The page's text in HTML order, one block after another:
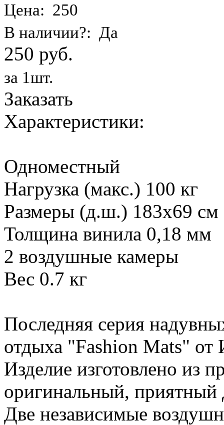
Цена: 250
В наличии?: Да
250 руб.
за 1шт.
Заказать
Характеристики:
Одноместный
Нагрузка (макс.) 100 кг
Размеры (д.ш.) 183х69 см
Толщина винила 0,18 мм
2 воздушные камеры
Вес 0.7 кг
Последняя серия
отдыха "Fashion Mats"
Изделие изготовлено из
оригинальный, приятный
Две независимые